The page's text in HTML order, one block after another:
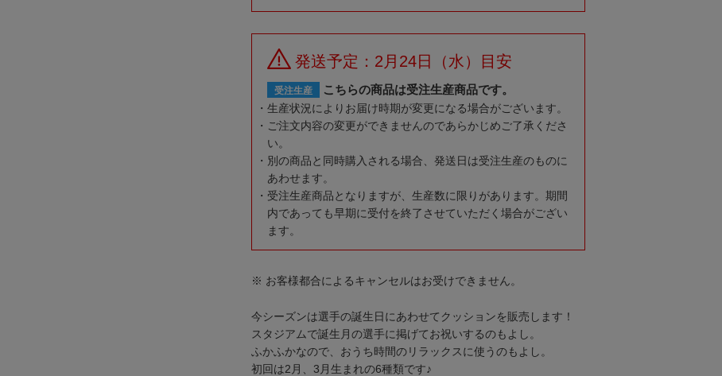
発送予定：2月24日（水）目安
受注生産 こちらの商品は受注生産商品です。
生産状況によりお届け時期が変更になる場合がございます。
ご注文内容の変更ができませんのであらかじめご了承くださ
い。
別の商品と同時購入される場合、発送日は受注生産のものに
あわせます。
受注生産商品となりますが、生産数に限りがあります。期間
内であっても早期に受付を終了させていただく場合がござい
ます。
※ お客様都合によるキャンセルはお受けできません。
今シーズンは選手の誕生日にあわせてクッションを販売します！
スタジアムで誕生月の選手に掲げてお祝いするのもよし。
ふかふかなので、おうち時間のリラックスに使うのもよし。
初回は2月、3月生まれの6種類です♪